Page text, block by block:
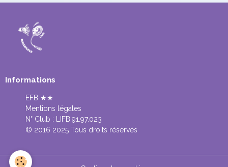
Informations
EFB ★★
Mentions légales
N° Club : LIFB.91.97.023
© 2016 2025 Tous droits réservés